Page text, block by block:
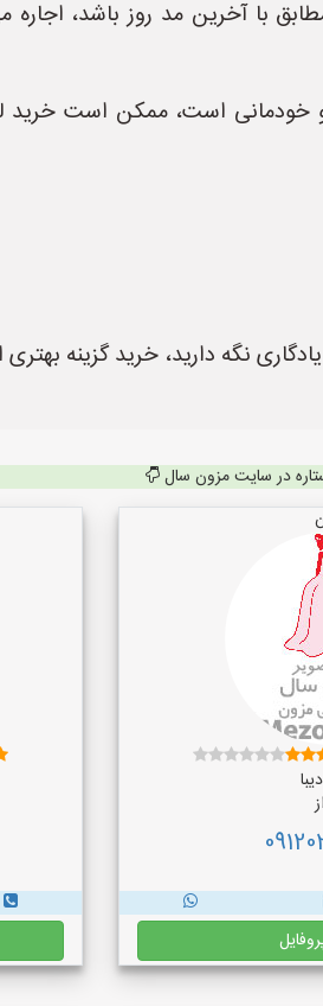
آخرین مد روز باشد، اجاره
است، ممکن است خرید
نگه دارید، خرید گزینه
در سایت مزون سال